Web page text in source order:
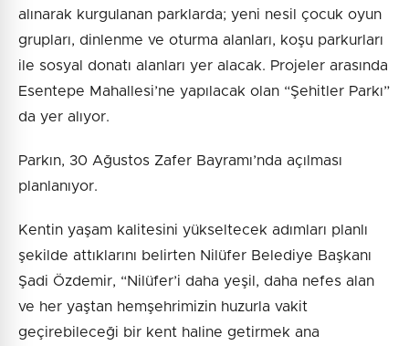
alınarak kurgulanan parklarda; yeni nesil çocuk oyun
grupları, dinlenme ve oturma alanları, koşu parkurları
ile sosyal donatı alanları yer alacak. Projeler arasında
Esentepe Mahallesi’ne yapılacak olan “Şehitler Parkı”
da yer alıyor.
Parkın, 30 Ağustos Zafer Bayramı’nda açılması
planlanıyor.
Kentin yaşam kalitesini yükseltecek adımları planlı
şekilde attıklarını belirten Nilüfer Belediye Başkanı
Şadi Özdemir, “Nilüfer’i daha yeşil, daha nefes alan
ve her yaştan hemşehrimizin huzurla vakit
geçirebileceği bir kent haline getirmek ana